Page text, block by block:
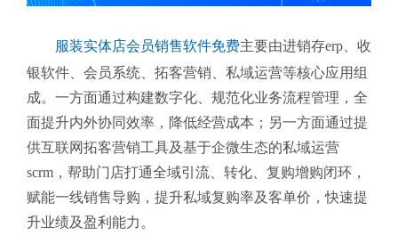
服装实体店会员销售软件免费主要由进销存erp、收
银软件、会员系统、拓客营销、私域运营等核心应用组
成。一方面通过构建数字化、规范化业务流程管理，全
面提升内外协同效率，降低经营成本；另一方面通过提
供互联网拓客营销工具及基于企微生态的私域运营
scrm，帮助门店打通全域引流、转化、复购增购闭环，
赋能一线销售导购，提升私域复购率及客单价，快速提
升业绩及盈利能力。